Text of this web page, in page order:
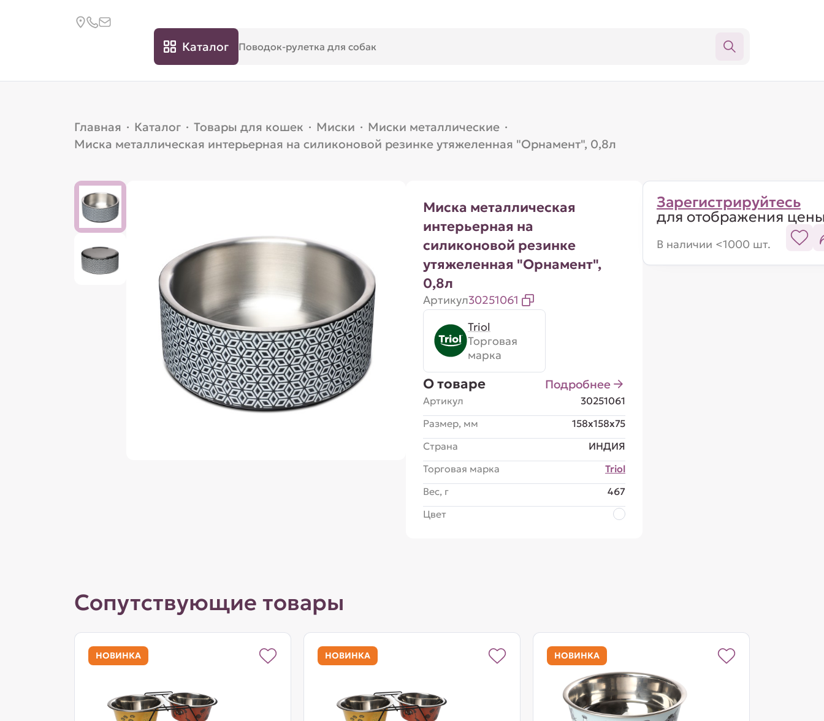
Каталог
Главная · Каталог · Товары для кошек · Миски · Миски металлические ·
Миска металлическая интерьерная на силиконовой резинке утяжеленная "Орнамент", 0,8л
Миска металлическая
интерьерная на
силиконовой резинке
утяжеленная "Орнамент",
0,8л
Артикул30251061
Triol
Торговая
марка
О товаре Подробнее
Артикул
30251061
Размер, мм
158x158x75
Страна
ИНДИЯ
Торговая марка
Triol
Вес, г
467
Цвет
Зарегистрируйтесь
для отображения
В наличии <1000 шт.
Сопутствующие товары
НОВИНКА НОВИНКА НОВИНКА